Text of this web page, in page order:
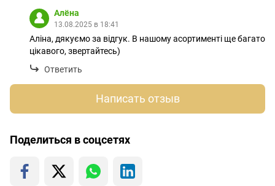
Алёна
13.08.2025 в 18:41
Аліна, дякуємо за відгук. В нашому асортименті ще багато
цікавого, звертайтесь)
Ответить
Написать отзыв
Поделиться в соцсетях